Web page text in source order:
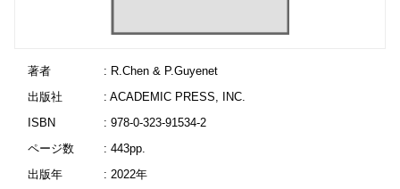
著者
: R.Chen & P.Guyenet
出版社
: ACADEMIC PRESS, INC.
ISBN
: 978-0-323-91534-2
ページ数
: 443pp.
出版年
: 2022年